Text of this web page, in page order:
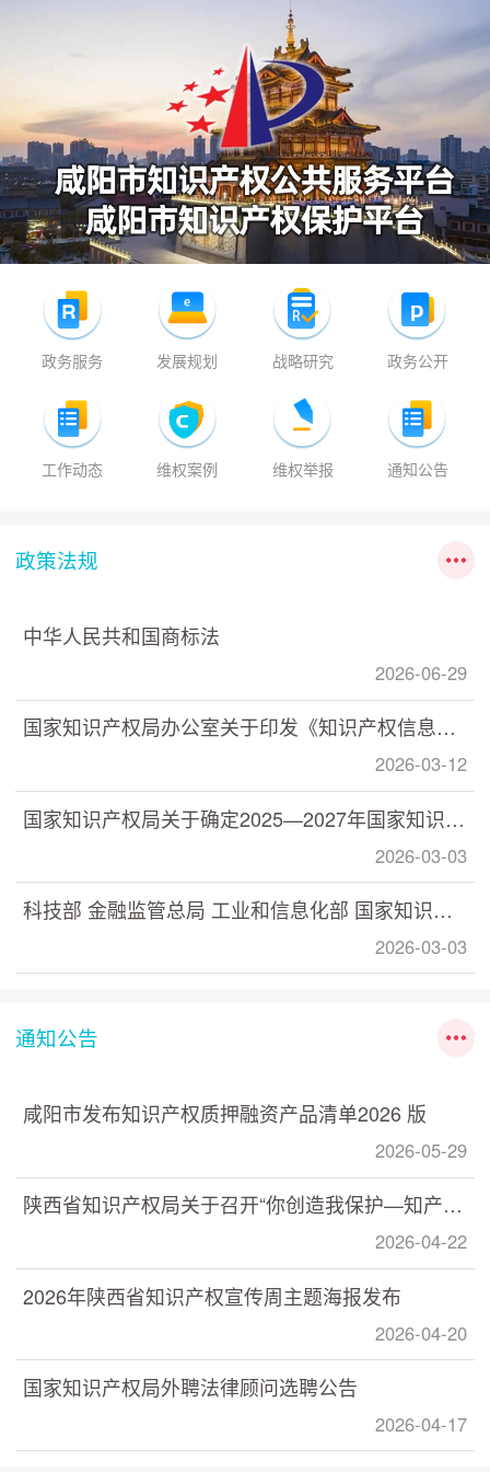
政务服务 发展规划 战略研究 政务公开
工作动态 维权案例 维权举报 通知公告
政策法规
中华人民共和国商标法
2026-06-29
国家知识产权局办公室关于印发《知识产权信息分析利用指南》的通知
2026-03-12
国家知识产权局关于确定2025—2027年国家知识产权强国建设示范创建对象的通知
2026-03-03
科技部 金融监管总局 工业和信息化部 国家知识产权局印发《关于加快推动科技保险高质量发展 有力支撑高水平科技自立自强的若干意见》的通知
2026-03-03
通知公告
咸阳市发布知识产权质押融资产品清单2026 版
2026-05-29
陕西省知识产权局关于召开“你创造我保护—知产助力 数据赋能” 数据知识产权政策宣讲培训活动的通知
2026-04-22
2026年陕西省知识产权宣传周主题海报发布
2026-04-20
国家知识产权局外聘法律顾问选聘公告
2026-04-17